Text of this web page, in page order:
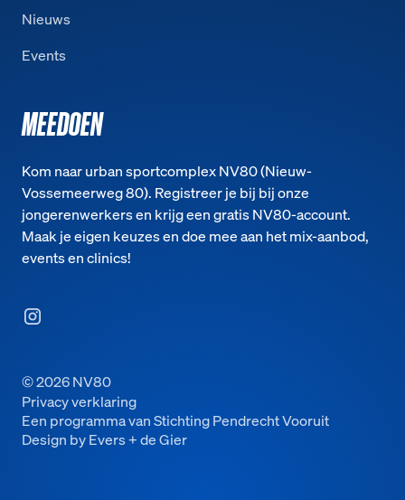
Nieuws
Events
MEEDOEN
Kom naar urban sportcomplex NV80 (Nieuw-
Vossemeerweg 80). Registreer je bij bij onze
jongerenwerkers en krijg een gratis NV80-account.
Maak je eigen keuzes en doe mee aan het mix-aanbod,
events en clinics!
©2026NV80
Privacy verklaring
Een programma van Stichting Pendrecht Vooruit
Design by Evers + de Gier